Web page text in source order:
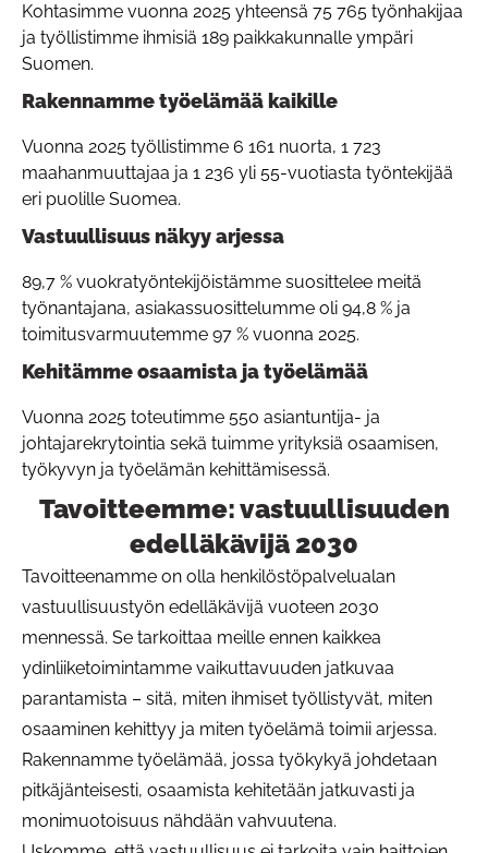
Kohtasimme vuonna 2025 yhteensä 75 765 työnhakijaa
ja työllistimme ihmisiä 189 paikkakunnalle ympäri
Suomen.
Rakennamme työelämää kaikille
Vuonna 2025 työllistimme 6 161 nuorta, 1 723
maahanmuuttajaa ja 1 236 yli 55-vuotiasta työntekijää
eri puolille Suomea.
Vastuullisuus näkyy arjessa
89,7 % vuokratyöntekijöistämme suosittelee meitä
työnantajana, asiakassuosittelumme oli 94,8 % ja
toimitusvarmuutemme 97 % vuonna 2025.
Kehitämme osaamista ja työelämää
Vuonna 2025 toteutimme 550 asiantuntija- ja
johtajarekrytointia sekä tuimme yrityksiä osaamisen,
työkyvyn ja työelämän kehittämisessä.
Tavoitteemme: vastuullisuuden
edelläkävijä 2030
Tavoitteenamme on olla henkilöstöpalvelualan
vastuullisuustyön edelläkävijä vuoteen 2030
mennessä. Se tarkoittaa meille ennen kaikkea
ydinliiketoimintamme vaikuttavuuden jatkuvaa
parantamista – sitä, miten ihmiset työllistyvät, miten
osaaminen kehittyy ja miten työelämä toimii arjessa.
Rakennamme työelämää, jossa työkykyä johdetaan
pitkäjänteisesti, osaamista kehitetään jatkuvasti ja
monimuotoisuus nähdään vahvuutena.